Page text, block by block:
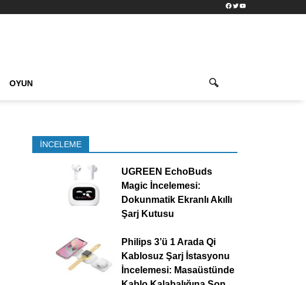
Facebook
TwitterYouTube
OYUN
İNCELEME
UGREEN EchoBuds
Magic İncelemesi:
Dokunmatik Ekranlı Akıllı
Şarj Kutusu
Philips 3’ü 1 Arada Qi
Kablosuz Şarj İstasyonu
İncelemesi: Masaüstünde